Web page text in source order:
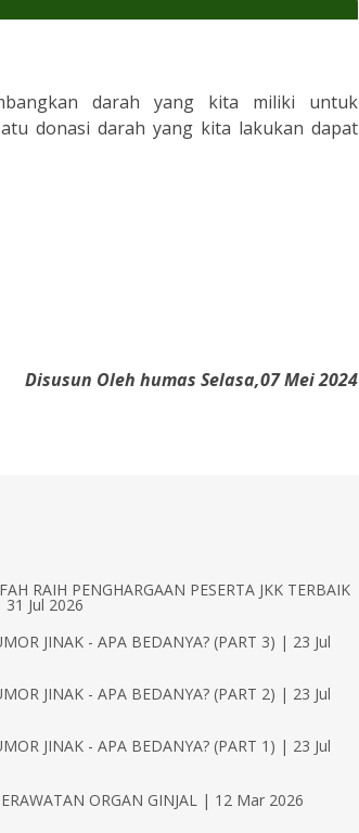
darah yang kita miliki untuk
donasi darah yang kita lakukan dapat
Disusun Oleh humas Selasa,07 Mei 2024
RAIH PENGHARGAAN PESERTA JKK TERBAIK
Jul 2026
JINAK - APA BEDANYA? (PART 3) | 23 Jul
JINAK - APA BEDANYA? (PART 2) | 23 Jul
JINAK - APA BEDANYA? (PART 1) | 23 Jul
ORGAN GINJAL | 12 Mar 2026